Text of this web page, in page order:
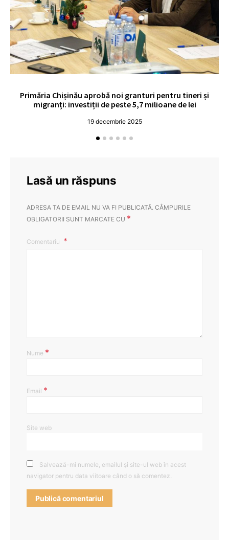
Primăria Chișinău aprobă noi granturi pentru tineri și
migranți: investiții de peste 5,7 milioane de lei
19 decembrie 2025
Lasă un răspuns
ADRESA TA DE EMAIL NU VA FI PUBLICATĂ. CÂMPURILE
OBLIGATORII SUNT MARCATE CU *
Comentariu
Nume *
Email *
Site web
Salvează-mi numele, emailul și site-ul web în acest
navigator pentru data viitoare când o să comentez.